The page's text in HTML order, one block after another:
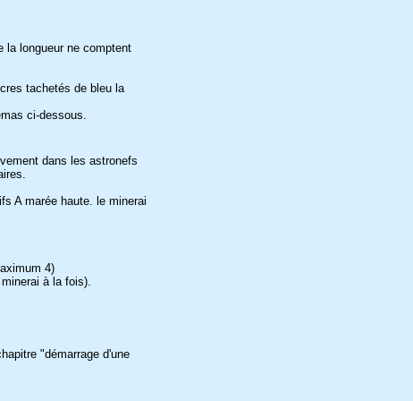
la longueur ne comptent
tachetés de bleu la
ci-dessous.
dans les astronefs
A marée haute. le minerai
4)
à la fois).
"démarrage d'une